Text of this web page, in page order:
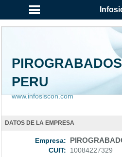
PIROGRABADOS
PERU
www.infosiscon.com
DATOS DE LA EMPRESA
Empresa:
CUIT: 10084227329